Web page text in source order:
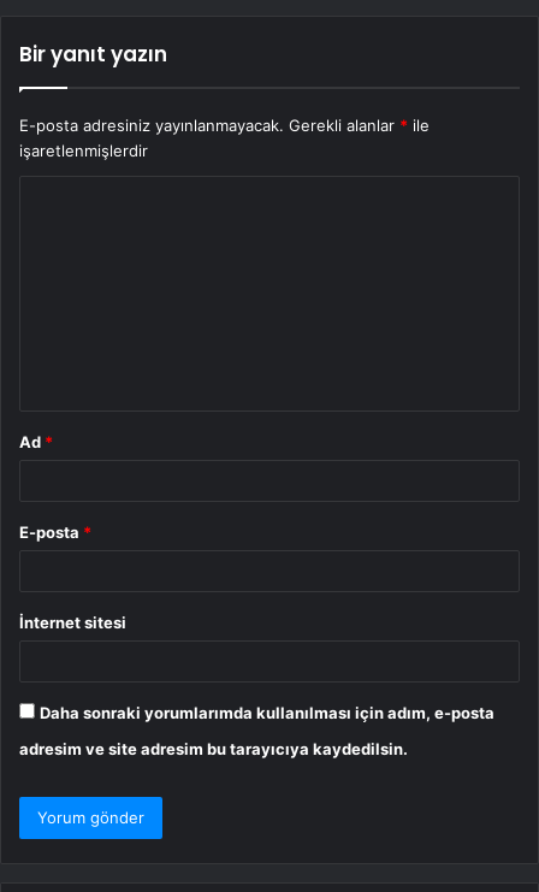
Bir yanıt yazın
E-posta adresiniz yayınlanmayacak. Gerekli alanlar * ile
işaretlenmişlerdir
Ad *
E-posta *
İnternet sitesi
Daha sonraki yorumlarımda kullanılması için adım, e-posta
adresim ve site adresim bu tarayıcıya kaydedilsin.